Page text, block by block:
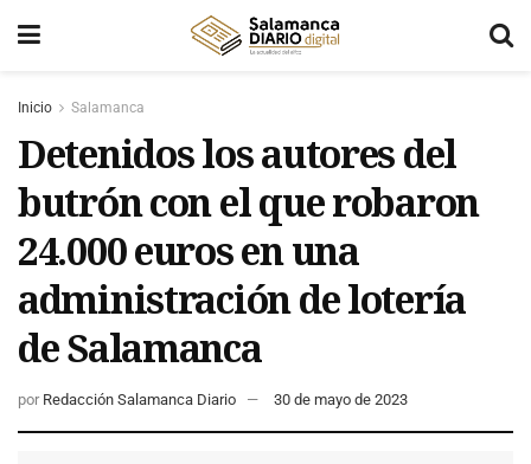
Inicio Salamanca
Detenidos los autores del
butrón con el que robaron
24.000 euros en una
administración de lotería
de Salamanca
por Redacción Salamanca Diario 30 de mayo de 2023